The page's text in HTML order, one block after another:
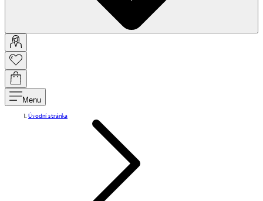
Menu
Úvodní stránka